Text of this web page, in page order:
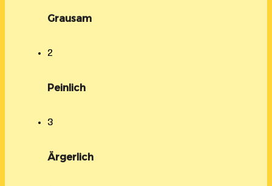
Grausam
2
Peinlich
3
Ärgerlich